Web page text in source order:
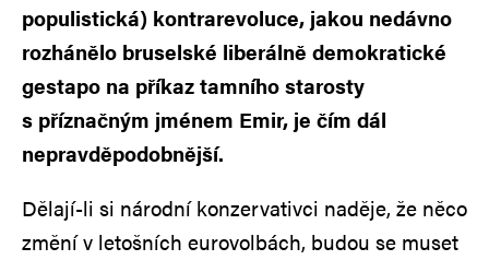
populistická) kontrarevoluce, jakou nedávno
rozhánělo bruselské liberálně demokratické
gestapo na příkaz tamního starosty
s příznačným jménem Emir, je čím dál
nepravděpodobnější.
Dělají-li si národní konzervativci naděje, že něco
změní v letošních eurovolbách, budou se muset